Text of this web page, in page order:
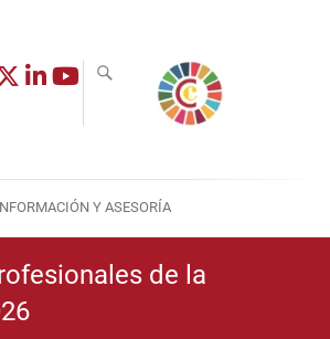
Y ASESORÍA
de la